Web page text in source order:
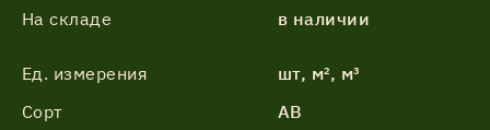
На складе в наличии
Ед. измерения
шт, м², м³
Сорт
АВ